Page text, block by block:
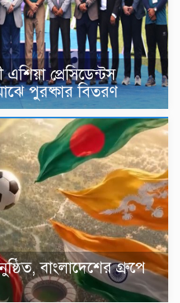
এশিয়া প্রেসিডেন্টস
পুরষ্কার বিতরণ
বাংলাদেশের গ্রুপে